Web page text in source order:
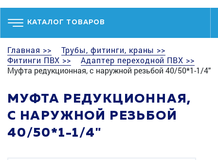
КАТАЛОГ ТОВАРОВ
Главная >>
Трубы, фитинги, краны >>
Фитинги ПВХ >>
Адаптер переходной ПВХ >>
Муфта редукционная, с наружной резьбой 40/50*1-1/4"
МУФТА РЕДУКЦИОННАЯ,
С НАРУЖНОЙ РЕЗЬБОЙ
40/50*1-1/4"